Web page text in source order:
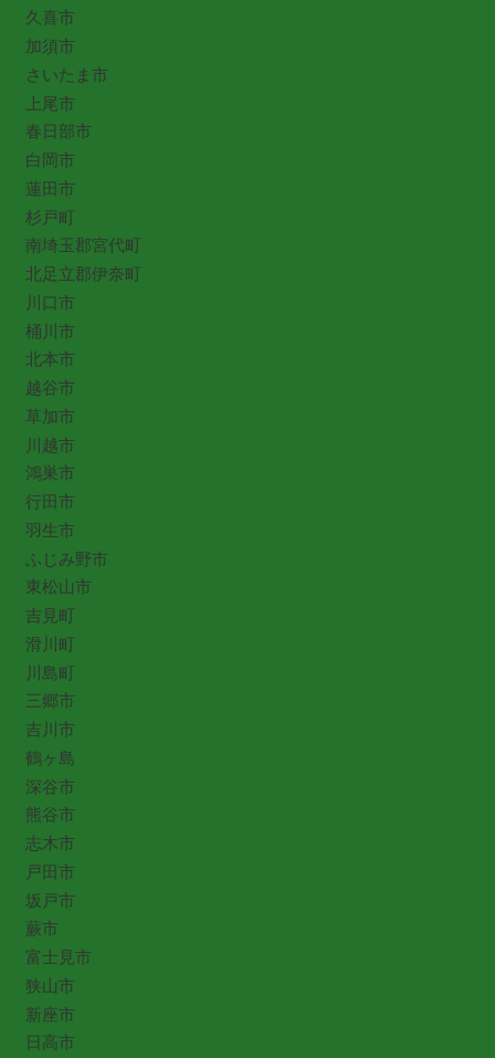
久喜市
加須市
さいたま市
上尾市
春日部市
白岡市
蓮田市
杉戸町
南埼玉郡宮代町
北足立郡伊奈町
川口市
桶川市
北本市
越谷市
草加市
川越市
鴻巣市
行田市
羽生市
ふじみ野市
東松山市
吉見町
滑川町
川島町
三郷市
吉川市
鶴ヶ島
深谷市
熊谷市
志木市
戸田市
坂戸市
蕨市
富士見市
狭山市
新座市
日高市